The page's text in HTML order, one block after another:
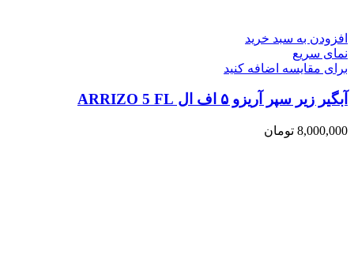
افزودن به سبد خرید
نمای سریع
برای مقایسه اضافه کنید
آبگیر زیر سپر آریزو ۵ اف ال ARRIZO 5 FL
8,000,000 تومان